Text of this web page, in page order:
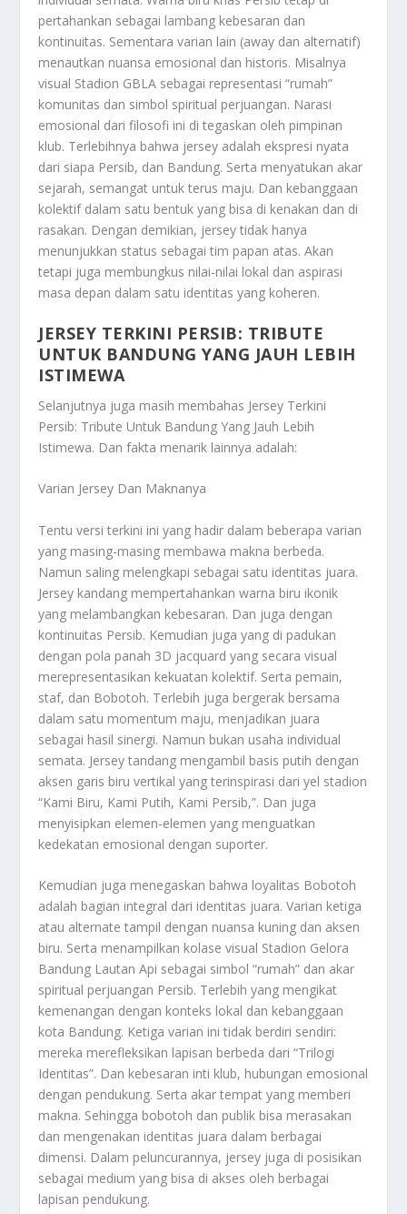
pertahankan sebagai lambang kebesaran dan
kontinuitas. Sementara varian lain (away dan alternatif)
menautkan nuansa emosional dan historis. Misalnya
visual Stadion GBLA sebagai representasi “rumah”
komunitas dan simbol spiritual perjuangan. Narasi
emosional dari filosofi ini di tegaskan oleh pimpinan
klub. Terlebihnya bahwa jersey adalah ekspresi nyata
dari siapa Persib, dan Bandung. Serta menyatukan akar
sejarah, semangat untuk terus maju. Dan kebanggaan
kolektif dalam satu bentuk yang bisa di kenakan dan di
rasakan. Dengan demikian, jersey tidak hanya
menunjukkan status sebagai tim papan atas. Akan
tetapi juga membungkus nilai-nilai lokal dan aspirasi
masa depan dalam satu identitas yang koheren.
JERSEY TERKINI PERSIB: TRIBUTE
UNTUK BANDUNG YANG JAUH LEBIH
ISTIMEWA
Selanjutnya juga masih membahas Jersey Terkini
Persib: Tribute Untuk Bandung Yang Jauh Lebih
Istimewa. Dan fakta menarik lainnya adalah:
Varian Jersey Dan Maknanya
Tentu versi terkini ini yang hadir dalam beberapa varian
yang masing-masing membawa makna berbeda.
Namun saling melengkapi sebagai satu identitas juara.
Jersey kandang mempertahankan warna biru ikonik
yang melambangkan kebesaran. Dan juga dengan
kontinuitas Persib. Kemudian juga yang di padukan
dengan pola panah 3D jacquard yang secara visual
merepresentasikan kekuatan kolektif. Serta pemain,
staf, dan Bobotoh. Terlebih juga bergerak bersama
dalam satu momentum maju, menjadikan juara
sebagai hasil sinergi. Namun bukan usaha individual
semata. Jersey tandang mengambil basis putih dengan
aksen garis biru vertikal yang terinspirasi dari yel stadion
“Kami Biru, Kami Putih, Kami Persib,”. Dan juga
menyisipkan elemen-elemen yang menguatkan
kedekatan emosional dengan suporter.
Kemudian juga menegaskan bahwa loyalitas Bobotoh
adalah bagian integral dari identitas juara. Varian ketiga
atau alternate tampil dengan nuansa kuning dan aksen
biru. Serta menampilkan kolase visual Stadion Gelora
Bandung Lautan Api sebagai simbol “rumah” dan akar
spiritual perjuangan Persib. Terlebih yang mengikat
kemenangan dengan konteks lokal dan kebanggaan
kota Bandung. Ketiga varian ini tidak berdiri sendiri:
mereka merefleksikan lapisan berbeda dari “Trilogi
Identitas”. Dan kebesaran inti klub, hubungan emosional
dengan pendukung. Serta akar tempat yang memberi
makna. Sehingga bobotoh dan publik bisa merasakan
dan mengenakan identitas juara dalam berbagai
dimensi. Dalam peluncurannya, jersey juga di posisikan
sebagai medium yang bisa di akses oleh berbagai
lapisan pendukung.